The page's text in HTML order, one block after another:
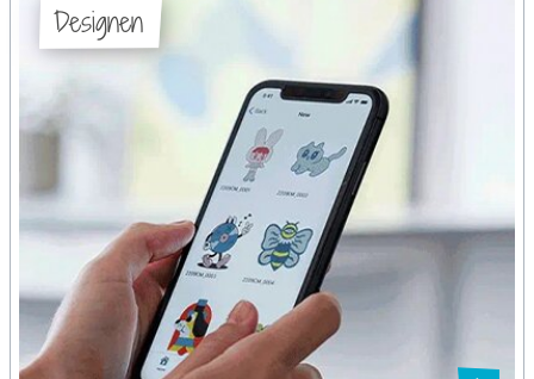
Designen